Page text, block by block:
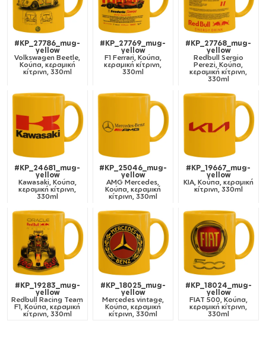
#KP_27786_mug-
yellow
Volkswagen Beetle,
Κούπα, κεραμική
κίτρινη, 330ml
#KP_27769_mug-
yellow
F1 Ferrari, Κούπα,
κεραμική κίτρινη,
330ml
#KP_27768_mug-
yellow
Redbull Sergio
Perezi, Κούπα,
κεραμική κίτρινη,
330ml
#KP_24681_mug-
yellow
Kawasaki, Κούπα,
κεραμική κίτρινη,
330ml
#KP_25046_mug-
yellow
AMG Mercedes,
Κούπα, κεραμική
κίτρινη, 330ml
#KP_19667_mug-
yellow
KIA, Κούπα, κεραμική
κίτρινη, 330ml
#KP_19283_mug-
yellow
Redbull Racing Team
F1, Κούπα, κεραμική
κίτρινη, 330ml
#KP_18025_mug-
yellow
Mercedes vintage,
Κούπα, κεραμική
κίτρινη, 330ml
#KP_18024_mug-
yellow
FIAT 500, Κούπα,
κεραμική κίτρινη,
330ml